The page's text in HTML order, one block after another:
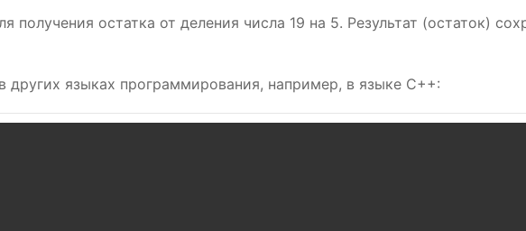
остатка от деления числа 19 на 5. Результат (остаток)
языках программирования, например, в языке C++: